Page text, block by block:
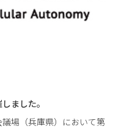
ました。
場（兵庫県）において第